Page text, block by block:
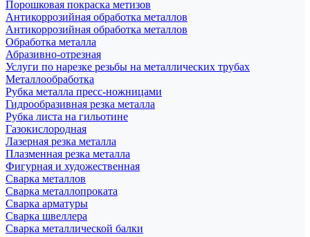
Порошковая покраска метизов
Антикоррозийная обработка металлов
Антикоррозийная обработка металлов
Обработка металла
Абразивно-отрезная
Услуги по нарезке резьбы на металлических трубах
Металлообработка
Рубка металла пресс-ножницами
Гидрообразивная резка металла
Рубка листа на гильотине
Газокислородная
Лазерная резка металла
Плазменная резка металла
Фигурная и художественная
Сварка металлов
Сварка металлопроката
Сварка арматуры
Сварка швеллера
Сварка металлической балки